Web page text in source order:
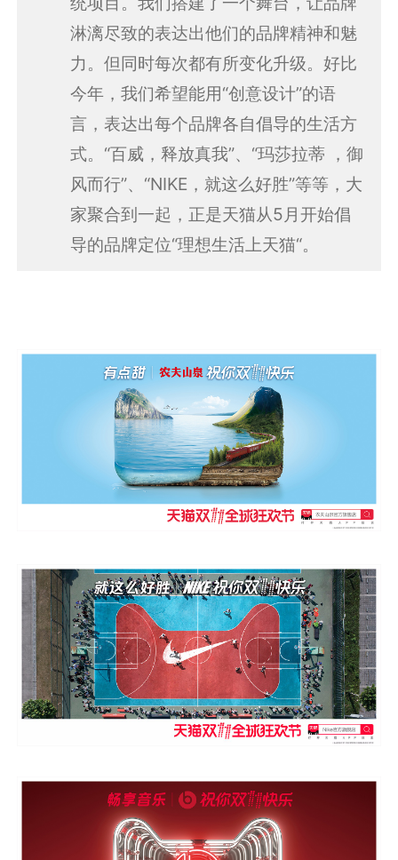
淋漓尽致的表达出他们的品牌精神和魅
力。但同时每次都有所变化升级。好比
今年，我们希望能用“创意设计”的语
言，表达出每个品牌各自倡导的生活方
式。“百威，释放真我”、“玛莎拉蒂 ，御
风而行”、“NIKE，就这么好胜”等等，大
家聚合到一起，正是天猫从5月开始倡
导的品牌定位“理想生活上天猫“。